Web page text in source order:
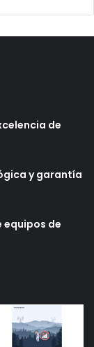
de
y garantía
equipos de